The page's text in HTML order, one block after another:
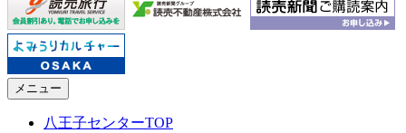
メニュー
八王子センターTOP